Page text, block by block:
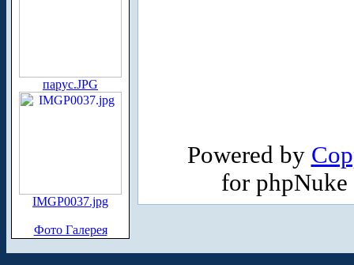
парус.JPG
IMGP0037.jpg
Фото Галерея
Powered by
for